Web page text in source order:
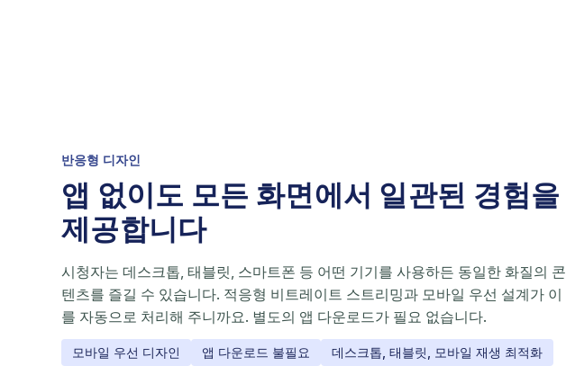
반응형 디자인
앱 없이도 모든 화면에서 일관된 경험을
제공합니다
시청자는 데스크톱, 태블릿, 스마트폰 등 어떤 기기를 사용하든 동일한 화질의 콘
텐츠를 즐길 수 있습니다. 적응형 비트레이트 스트리밍과 모바일 우선 설계가 이
를 자동으로 처리해 주니까요. 별도의 앱 다운로드가 필요 없습니다.
모바일 우선 디자인 앱 다운로드 불필요 데스크톱, 태블릿, 모바일 재생 최적화